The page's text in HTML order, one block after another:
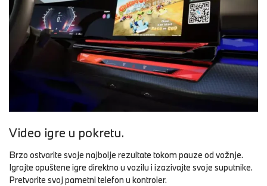
Video igre u pokretu.
Brzo ostvarite svoje najbolje rezultate tokom pauze od vožnje.
Igrajte opuštene igre direktno u vozilu i izazivajte svoje suputnike.
Pretvorite svoj pametni telefon u kontroler.